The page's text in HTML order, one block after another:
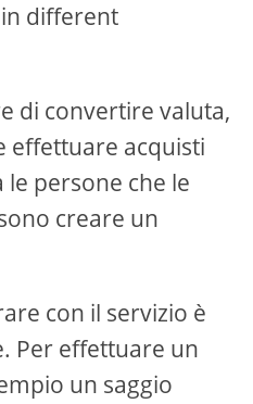
different
di convertire valuta,
effettuare acquisti
le persone che le
creare un
con il servizio è
Per effettuare un
un saggio